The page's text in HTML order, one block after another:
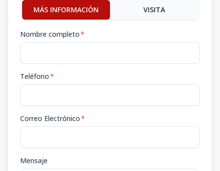
MÁS INFORMACIÓN VISITA
Nombre completo*
Teléfono*
Correo Electrónico*
Mensaje